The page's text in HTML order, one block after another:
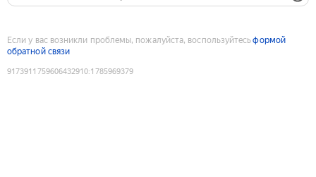
Если у вас возникли проблемы, пожалуйста, воспользуйтесьформой
обратной связи
9173911759606432910:1785969379